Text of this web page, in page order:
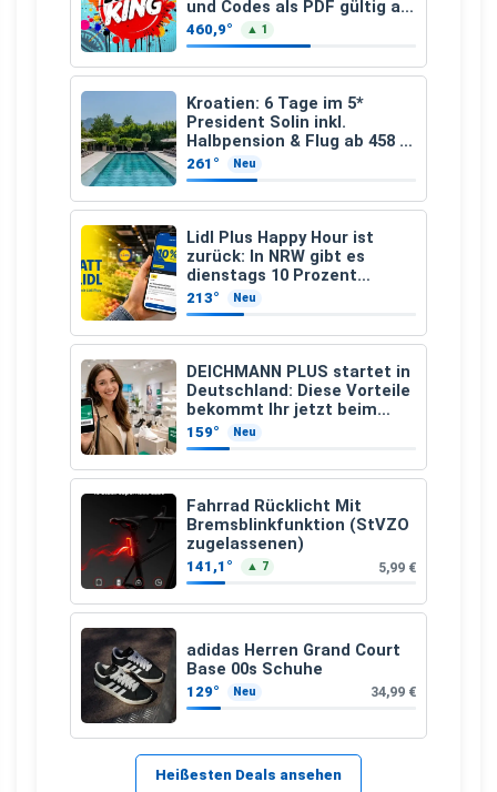
und Codes als PDF gültig ab
25.07.2026 bis 04.09.2026
460,9° ▲ 1
Kroatien: 6 Tage im 5*
President Solin inkl.
Halbpension & Flug ab 458 €
pro Person
261° Neu
Lidl Plus Happy Hour ist
zurück: In NRW gibt es
dienstags 10 Prozent
Rabatt
213° Neu
DEICHMANN PLUS startet in
Deutschland: Diese Vorteile
bekommt Ihr jetzt beim
Schuhkauf
159° Neu
Fahrrad Rücklicht Mit
Bremsblinkfunktion (StVZO
zugelassenen)
141,1° ▲ 7 5,99 €
adidas Herren Grand Court
Base 00s Schuhe
129° Neu 34,99 €
Heißesten Deals ansehen